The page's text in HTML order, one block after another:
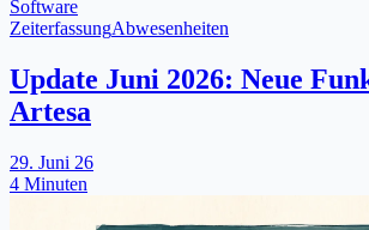
Software
ZeiterfassungAbwesenheiten
Update Juni 2026: Neue
Artesa
29. Juni 26
4 Minuten